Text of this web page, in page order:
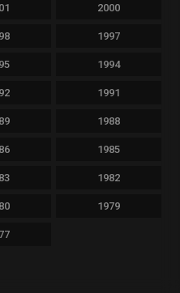
2000
1997
1994
1991
1988
1985
1982
1979